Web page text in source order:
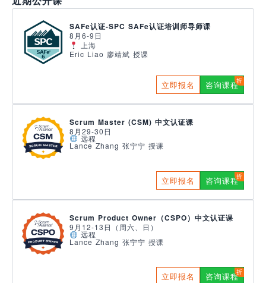
SAFe认证-SPC SAFe认证培训师导师课
8月6-9日
上海
Eric Liao 廖靖斌 授课
立即报名 咨询课程
Scrum Master (CSM) 中文认证课
8月29-30日
远程
Lance Zhang 张宁宁 授课
立即报名 咨询课程
Scrum Product Owner（CSPO）中文认证课
9月12-13日（周六、日）
远程
Lance Zhang 张宁宁 授课
立即报名 咨询课程